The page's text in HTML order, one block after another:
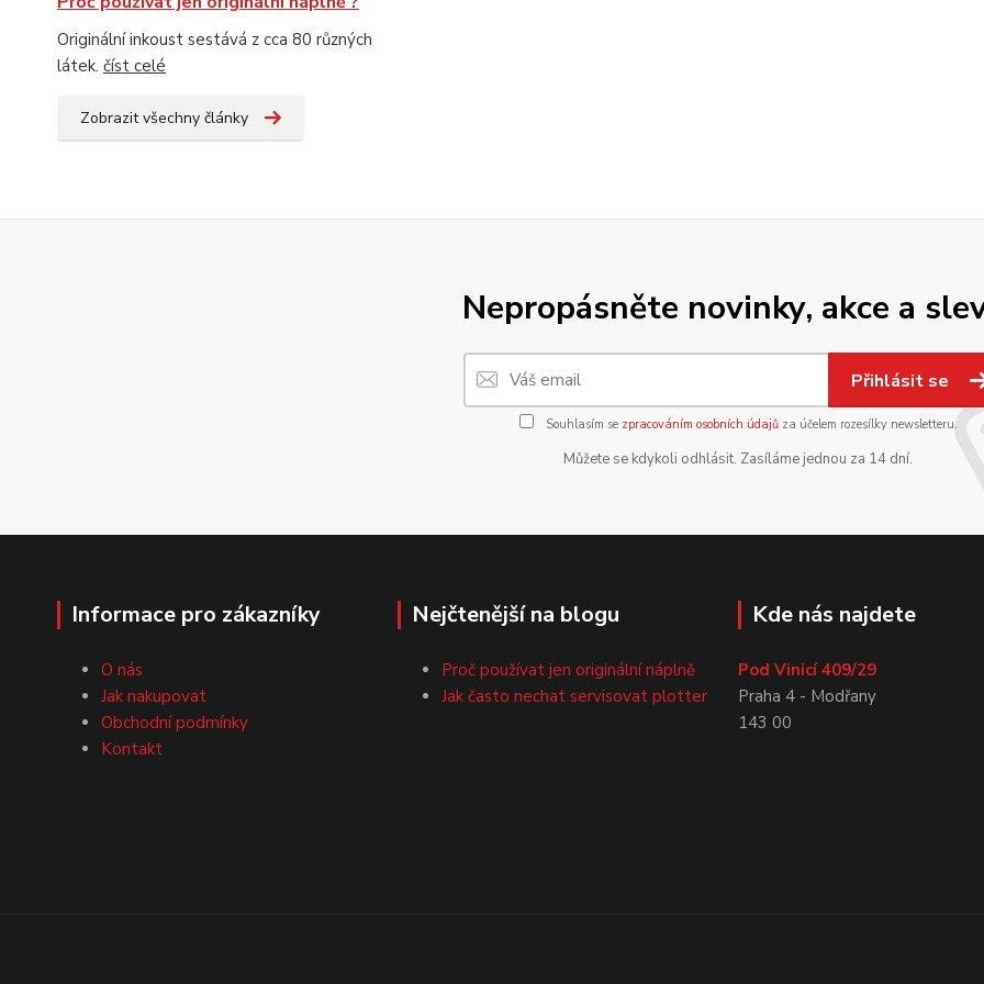
Originální inkoust sestává z cca 80 různých
látek. číst celé
Zobrazit všechny články
Nepropásněte novinky, akce a
Přihlásit se
Souhlasím se zpracováním osobních údajůza účelem rozesílky newsletteru.
Můžete se kdykoli odhlásit. Zasíláme jednou za 14 dní.
Informace pro zákazníky
O nás
Jak nakupovat
Obchodní podmínky
Kontakt
Nejčtenější na blogu
Proč používat jen originální náplně
Jak často nechat servisovat plotter
Kde nás najdete
Pod Vinicí 409/29
Praha 4 - Modřany
143 00